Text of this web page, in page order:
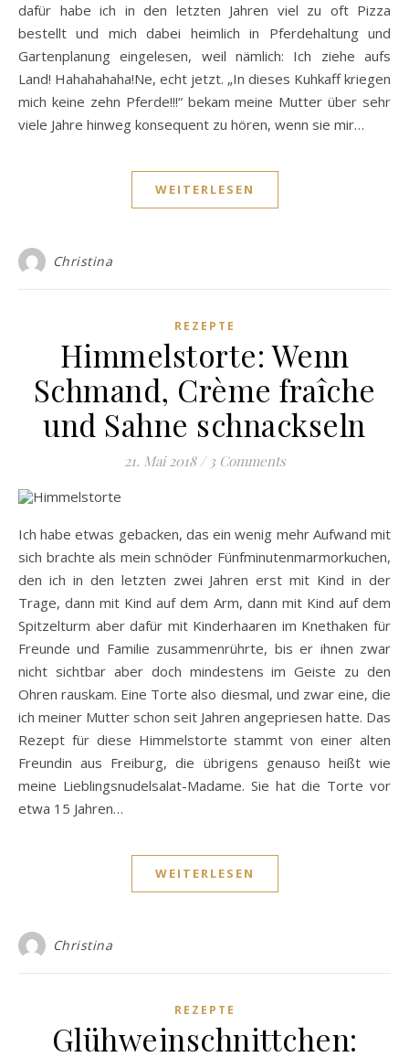
dafür habe ich in den letzten Jahren viel zu oft Pizza
bestellt und mich dabei heimlich in Pferdehaltung und
Gartenplanung eingelesen, weil nämlich: Ich ziehe aufs
Land! Hahahahaha!Ne, echt jetzt. „In dieses Kuhkaff kriegen
mich keine zehn Pferde!!!“ bekam meine Mutter über sehr
viele Jahre hinweg konsequent zu hören, wenn sie mir…
WEITERLESEN
Christina
REZEPTE
Himmelstorte: Wenn
Schmand, Crème fraîche
und Sahne schnackseln
21. Mai 2018 / 3 Comments
Ich habe etwas gebacken, das ein wenig mehr Aufwand mit
sich brachte als mein schnöder Fünfminutenmarmorkuchen,
den ich in den letzten zwei Jahren erst mit Kind in der
Trage, dann mit Kind auf dem Arm, dann mit Kind auf dem
Spitzelturm aber dafür mit Kinderhaaren im Knethaken für
Freunde und Familie zusammenrührte, bis er ihnen zwar
nicht sichtbar aber doch mindestens im Geiste zu den
Ohren rauskam. Eine Torte also diesmal, und zwar eine, die
ich meiner Mutter schon seit Jahren angepriesen hatte. Das
Rezept für diese Himmelstorte stammt von einer alten
Freundin aus Freiburg, die übrigens genauso heißt wie
meine Lieblingsnudelsalat-Madame. Sie hat die Torte vor
etwa 15 Jahren…
WEITERLESEN
Christina
REZEPTE
Glühweinschnittchen: